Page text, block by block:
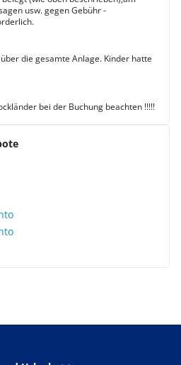
usw. gegen Gebühr -
die gesamte Anlage. Kinder hatte
bei der Buchung beachten !!!!!